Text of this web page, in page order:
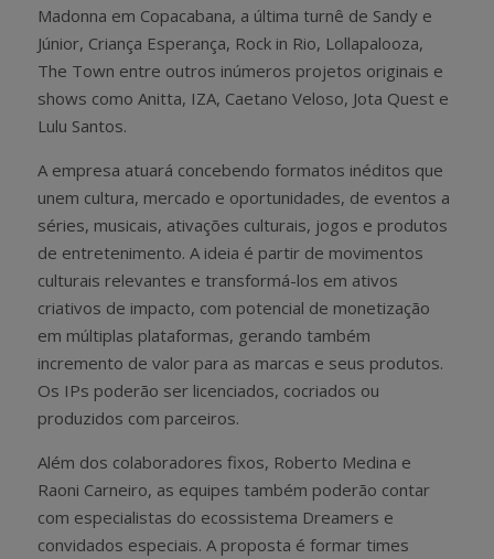
Madonna em Copacabana, a última turnê de Sandy e
Júnior, Criança Esperança, Rock in Rio, Lollapalooza,
The Town entre outros inúmeros projetos originais e
shows como Anitta, IZA, Caetano Veloso, Jota Quest e
Lulu Santos.
A empresa atuará concebendo formatos inéditos que
unem cultura, mercado e oportunidades, de eventos a
séries, musicais, ativações culturais, jogos e produtos
de entretenimento. A ideia é partir de movimentos
culturais relevantes e transformá-los em ativos
criativos de impacto, com potencial de monetização
em múltiplas plataformas, gerando também
incremento de valor para as marcas e seus produtos.
Os IPs poderão ser licenciados, cocriados ou
produzidos com parceiros.
Além dos colaboradores fixos, Roberto Medina e
Raoni Carneiro, as equipes também poderão contar
com especialistas do ecossistema Dreamers e
convidados especiais. A proposta é formar times